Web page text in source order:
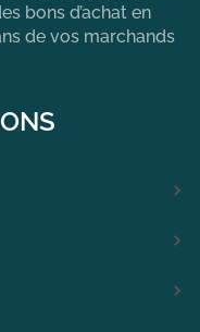
bons d’achat en
de vos marchands